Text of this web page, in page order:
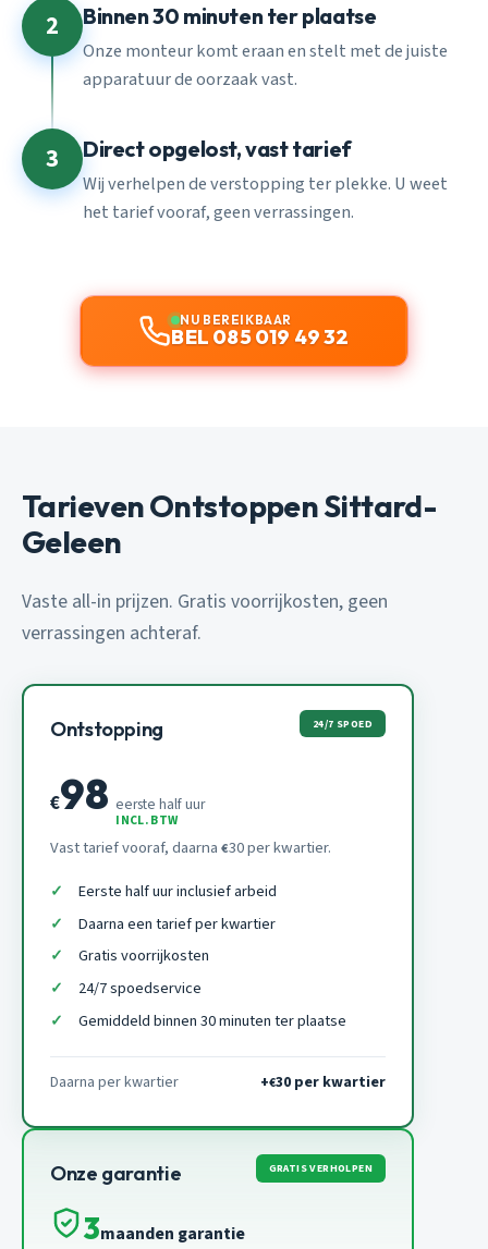
2 Binnen 30 minuten ter plaatse
Onze monteur komt eraan en stelt met de juiste
apparatuur de oorzaak vast.
3 Direct opgelost, vast tarief
Wij verhelpen de verstopping ter plekke. U weet
het tarief vooraf, geen verrassingen.
NU BEREIKBAAR
BEL 085 019 49 32
Tarieven Ontstoppen Sittard-
Geleen
Vaste all-in prijzen. Gratis voorrijkosten, geen
verrassingen achteraf.
Ontstopping 24/7 SPOED
€98 eerste half uur
INCL. BTW
Vast tarief vooraf, daarna €30 per kwartier.
Eerste half uur inclusief arbeid
Daarna een tarief per kwartier
Gratis voorrijkosten
24/7 spoedservice
Gemiddeld binnen 30 minuten ter plaatse
Daarna per kwartier +€30 per kwartier
Onze garantie GRATIS VERHOLPEN
3maanden garantie